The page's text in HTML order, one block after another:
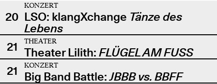
20
KONZERT
LSO: klangXchange Tänze des
Lebens
21
THEATER
Theater Lilith: FLÜGEL AM FUSS
21
KONZERT
Big Band Battle:JBBB vs. BBFF